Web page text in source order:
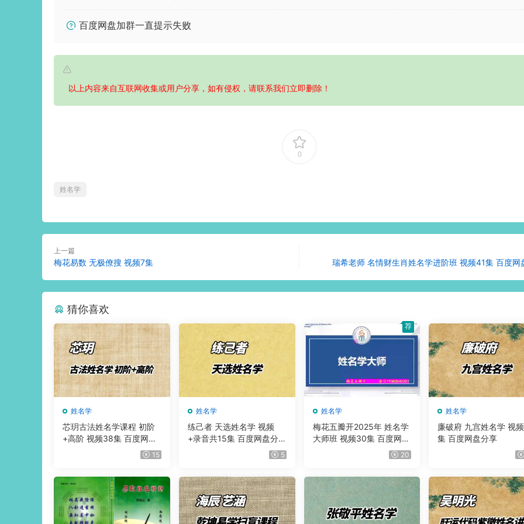
百度网盘加群一直提示失败
以上内容来自互联网收集或用户分享，如有侵权，请联系我们立即删除！
0
姓名学
上一篇
梅花易数 无极僚搜 视频7集 瑞希老师 名情财生肖姓名学进阶班 视频41集 百度网
猜你喜欢
姓名学
芯玥古法姓名学课程 初阶
+高阶 视频38集 百度网盘
15
姓名学
练己者 天选姓名学 视频
+录音共15集 百度网盘分
5
姓名学
梅花五瓣开2025年 姓名学
大师班 视频30集 百度网盘
20
荐
姓名学
廉破府 九宫姓名学 视
集 百度网盘分享